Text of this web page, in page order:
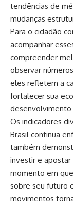
tendências de
mudanças
Para o cidadão
acompanhar
compreender
observar
eles refletem a
fortalecer sua
desenvolvimento
Os indicadores
Brasil continua
também
investir e apostar
momento em
sobre seu futuro
movimentos